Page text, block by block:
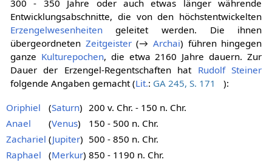
300 - 350 Jahre oder auch etwas länger währende
Entwicklungsabschnitte, die von den höchstentwickelten
Erzengelwesenheitengeleitet werden. Die ihnen
übergeordneten Zeitgeister(→ Archai) führen hingegen
ganze Kulturepochen, die etwa 2160 Jahre dauern. Zur
Dauer der Erzengel-Regentschaften hat Rudolf Steiner
folgende Angaben gemacht (Lit.: GA 245, S. 171 ):
Oriphiel (Saturn) 200 v. Chr. - 150 n. Chr.
Anael
(Venus)
150 - 500 n. Chr.
Zachariel (Jupiter) 500 - 850 n. Chr.
Raphael
(Merkur) 850 - 1190 n. Chr.